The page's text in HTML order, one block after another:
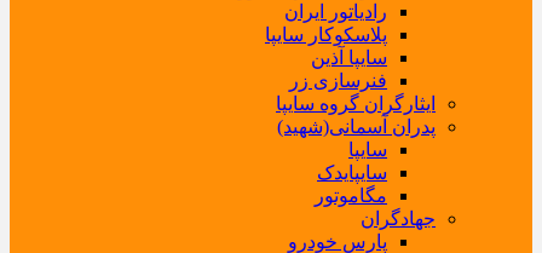
رادیاتور ایران
پلاسکوکار سایپا
سایپا آذین
فنرسازی زر
ایثارگران گروه سایپا
پدران آسمانی(شهید)
سایپا
سایپایدک
مگاموتور
جهادگران
پارس خودرو